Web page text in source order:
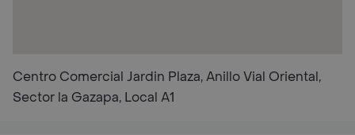
Centro Comercial Jardin Plaza, Anillo Vial Oriental,
Sector la Gazapa, Local A1